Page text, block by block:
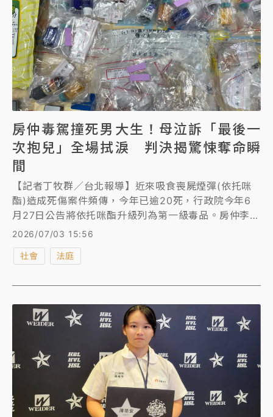
房仲毒駕撞死男大生！母泣訴「最後一
次抱兒」全場拭淚 判決揭驚悚奪命瞬
間
【記者丁牧群／台北報導】近來吸食喪屍煙彈(依托咪
酯)造成死傷案件頻傳，今年已逾20死，行政院今年6
月27日公告將依托咪酯升級列為第一級毒品。房仲李家
岳2024年5月10日吸了喪屍煙彈開車，在新北淡水區
折。士林地院國民法官庭昨（2日）辯論，陳母抱著兒
時候一樣擁抱他，不料竟天人永隔。陳母哀痛說：「早
知道是最後一次，我一定不會放手。」庭內公訴檢察官
與旁聽席民眾都紅了眼眶。士院今依不能安全駕駛致人
於死判李家岳8年6月徒刑。
2026/07/03 15:56
社會 法庭